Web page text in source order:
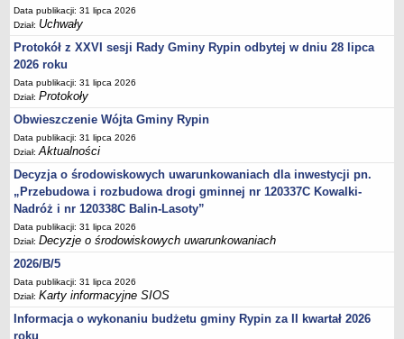
Imienne wykazy głosowań radnych
Postać dokumentów
Akty Prawne, Dzienniki Ustaw, Monitory Polskie
Prawo miejscowe
Zarządzenia
Studium uwarunkowań i kierunków zagospodarowania
przestrzennego
Dane przestrzenne - MPZP
Stałe obwody głosowania, numery, granice oraz siedziby
obwodowych komisji wyborczych, opis granic okręgów wyborczych
Plan ogólny gminy Rypin
FINANSE GMINY
Zmiany budżetu
Wieloletnia Prognoza Finansowa
Data publikacji: 31 lipca 2026
Dział: Uchwały
Protokół z XXVI sesji Rady Gminy Rypin odbytej w dniu 28 lipca
2026 roku
Data publikacji: 31 lipca 2026
Dział:Protokoły
Obwieszczenie Wójta Gminy Rypin
Data publikacji: 31 lipca 2026
Dział:Aktualności
Decyzja o środowiskowych uwarunkowaniach dla inwestycji pn.
„Przebudowa i rozbudowa drogi gminnej nr 120337C Kowalki-
Nadróż i nr 120338C Balin-Lasoty”
Data publikacji: 31 lipca 2026
Dział:Decyzje o środowiskowych uwarunkowaniach
2026/B/5
Data publikacji: 31 lipca 2026
Dział:Karty informacyjne SIOS
Informacja o wykonaniu budżetu gminy Rypin za II kwartał 2026
roku